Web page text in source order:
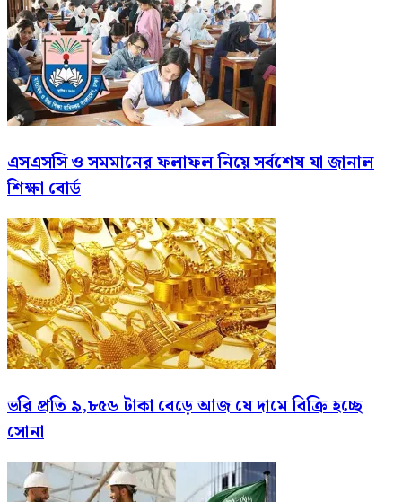
এসএসসি ও সমমানের ফলাফল নিয়ে সর্বশেষ যা জানাল
শিক্ষা বোর্ড
ভরি প্রতি ৯,৮৫৬ টাকা বেড়ে আজ যে দামে বিক্রি হচ্ছে
সোনা